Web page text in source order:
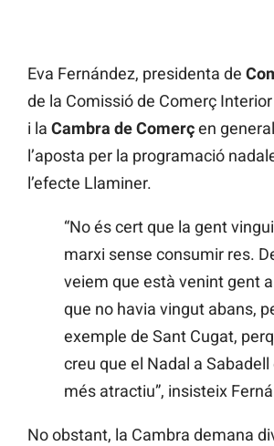
Eva Fernández, presidenta de
de la Comissió de Comerç
i la Cambra de Comerçen
l’aposta per la programació
l’efecte Llaminer.
“No és cert que la gent
marxi sense consumir res.
veiem que està venint gent
que no havia vingut abans,
exemple de Sant Cugat,
creu que el Nadal a Sabadell
més atractiu”, insisteix
No obstant, la Cambra demana